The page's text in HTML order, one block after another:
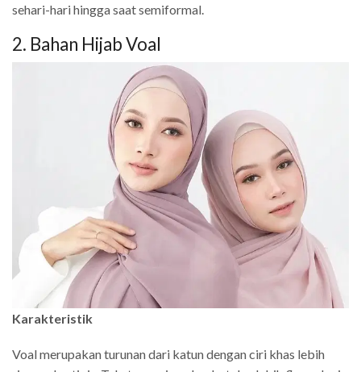
sehari-hari hingga saat semiformal.
2. Bahan Hijab Voal
Karakteristik
Voal merupakan turunan dari katun dengan ciri khas lebih